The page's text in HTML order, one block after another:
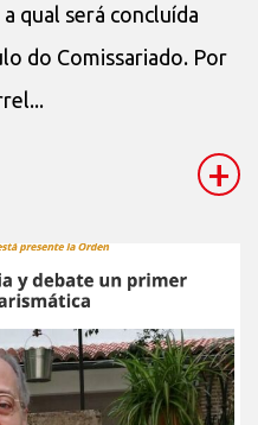
qual será concluída
do Comissariado. Por
+